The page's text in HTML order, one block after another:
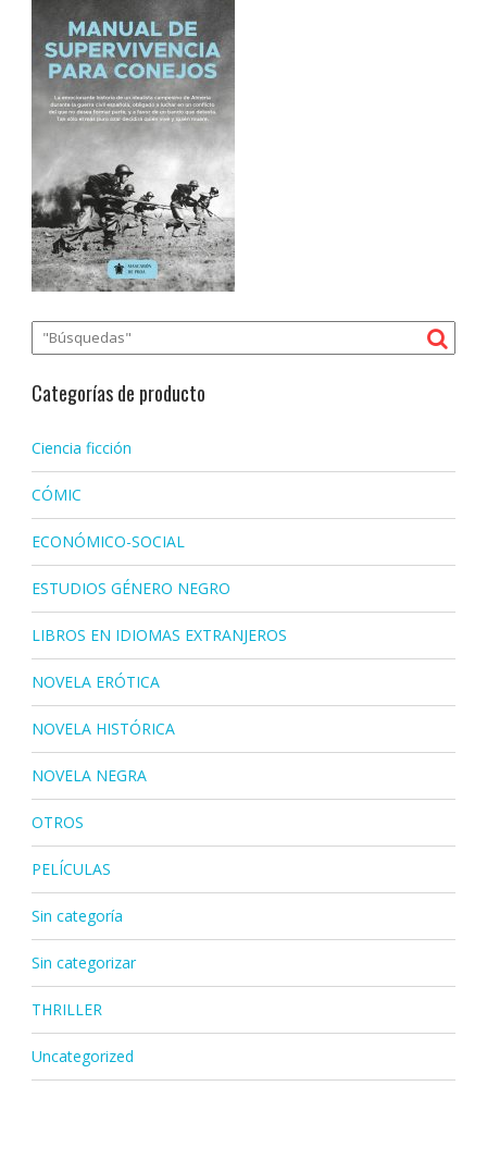
Categorías de producto
Ciencia ficción
CÓMIC
ECONÓMICO-SOCIAL
ESTUDIOS GÉNERO NEGRO
LIBROS EN IDIOMAS EXTRANJEROS
NOVELA ERÓTICA
NOVELA HISTÓRICA
NOVELA NEGRA
OTROS
PELÍCULAS
Sin categoría
Sin categorizar
THRILLER
Uncategorized